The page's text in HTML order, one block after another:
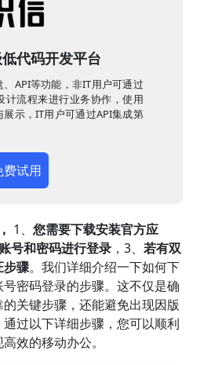
代码开发平台
API等功能，非IT用户可通过
计流程来进行业务协作，使用
示，IT用户可通过API集成第
费试用
1、您需要下载安装官方应
号和密码进行登录 ，3、若有双
步骤。我们详细介绍一下如何下
密码登录的步骤。这不仅是确
关键步骤，还能避免出现因版
过以下详细步骤，您可以顺利
效的移动办公。